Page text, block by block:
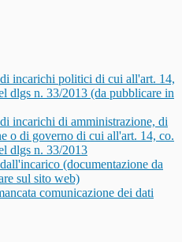
incarichi politici di cui all'art. 14,
dlgs n. 33/2013 (da pubblicare in
incarichi di amministrazione, di
o di governo di cui all'art. 14, co.
dlgs n. 33/2013
(documentazione da
sul sito web)
comunicazione dei dati